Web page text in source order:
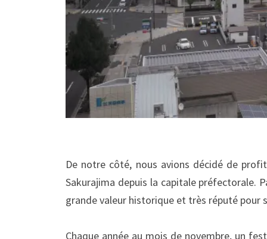
De notre côté, nous avions décidé de
Sakurajima depuis la capitale préfectorale.
grande valeur historique et très réputé pour
Chaque année au mois de novembre, un